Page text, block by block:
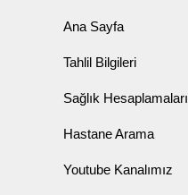
Ana Sayfa
Tahlil Bilgileri
Sağlık Hesaplamaları
Hastane Arama
Youtube Kanalımız